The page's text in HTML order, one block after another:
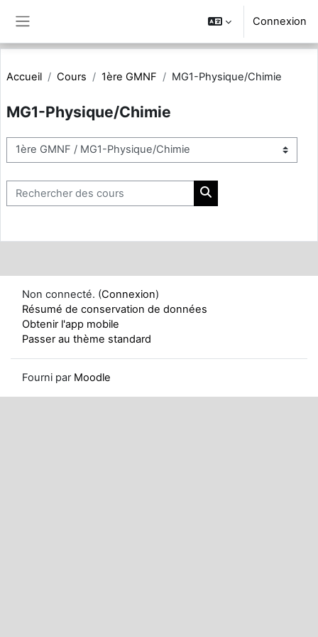
Connexion
Accueil Cours 1ère GMNF MG1-Physique/Chimie
MG1-Physique/Chimie
Catégories de cours
Rechercher des cours
Rechercher des cours
Non connecté. (Connexion)
Résumé de conservation de données
Obtenir l'app mobile
Passer au thème standard
Fourni par Moodle